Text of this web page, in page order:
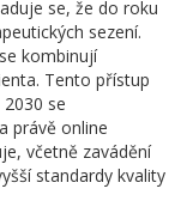
se, že do roku
sezení.
kombinují
Tento přístup
se
právě online
včetně zavádění
standardy kvality